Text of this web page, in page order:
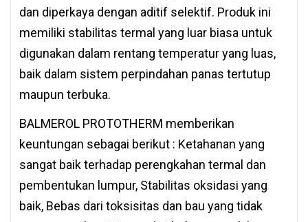
dan diperkaya dengan aditif selektif. Produk ini
memiliki stabilitas termal yang luar biasa untuk
digunakan dalam rentang temperatur yang luas,
baik dalam sistem perpindahan panas tertutup
maupun terbuka.
BALMEROL PROTOTHERM memberikan
keuntungan sebagai berikut : Ketahanan yang
sangat baik terhadap perengkahan termal dan
pembentukan lumpur, Stabilitas oksidasi yang
baik, Bebas dari toksisitas dan bau yang tidak